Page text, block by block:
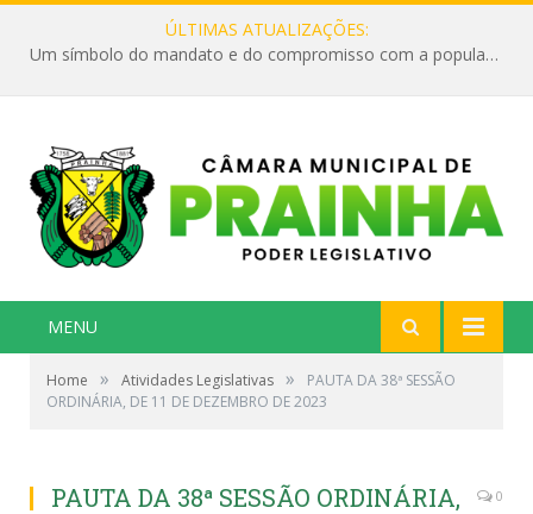
ÚLTIMAS ATUALIZAÇÕES:
Um símbolo do mandato e do compromisso com a população
MENU
Home » Atividades Legislativas »
PAUTA DA 38ª SESSÃO
ORDINÁRIA, DE 11 DE DEZEMBRO DE 2023
PAUTA DA 38ª SESSÃO ORDINÁRIA,
0